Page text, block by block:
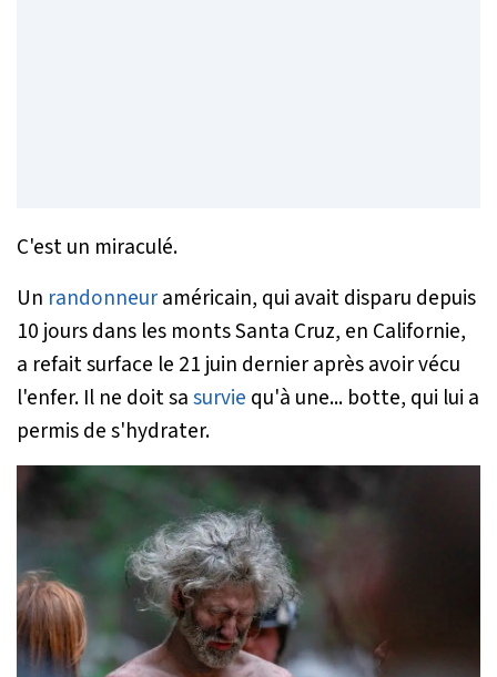
C'est un miraculé.
Un randonneuraméricain, qui avait disparu depuis
10 jours dans les monts Santa Cruz, en Californie,
a refait surface le 21 juin dernier après avoir vécu
l'enfer. Il ne doit sasurvie qu'à une... botte, qui lui a
permis de s'hydrater.